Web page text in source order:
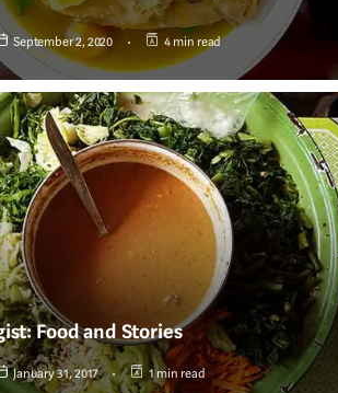
September 2, 2020 4 min read
Food and Stories
January 31, 2017 1 min read